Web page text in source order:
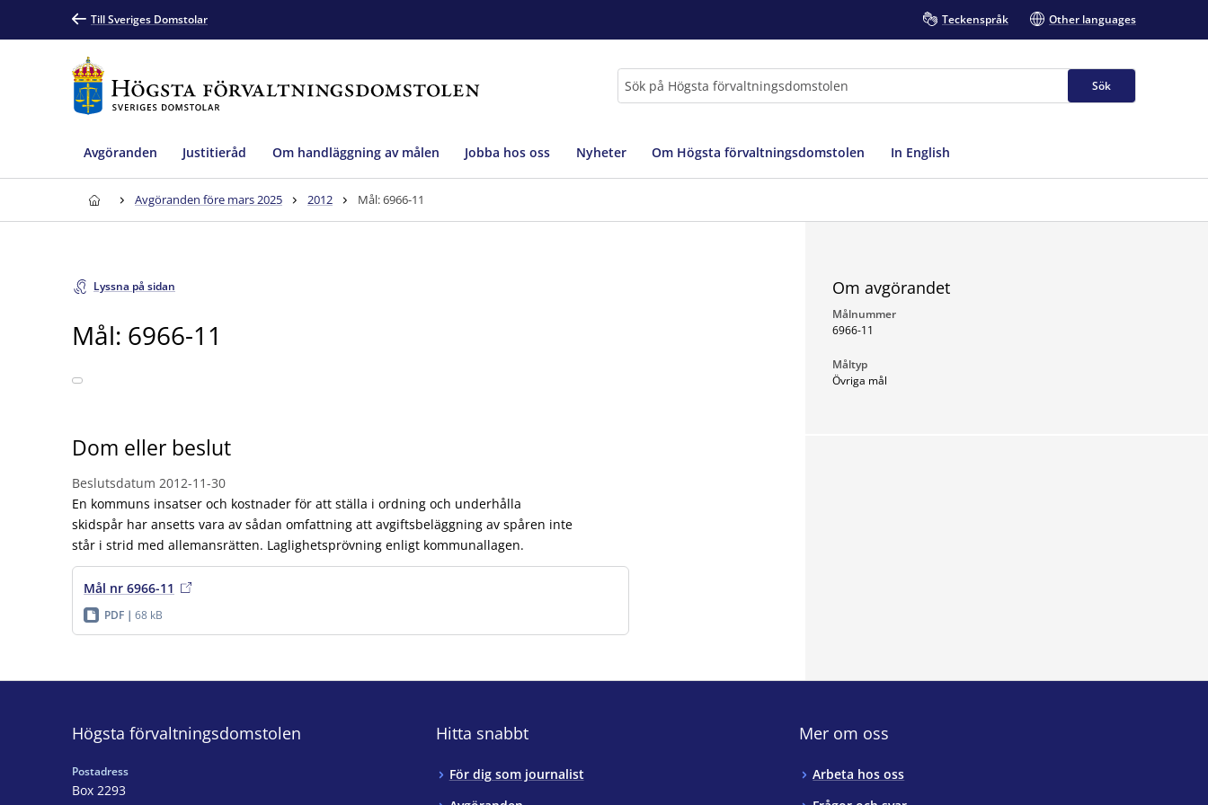
Till Sveriges Domstolar Teckenspråk Other languages
Sök
Avgöranden Justitieråd Om handläggning av målen Jobba hos oss Nyheter Om Högsta förvaltningsdomstolen In English
Avgöranden före mars 2025 2012 Mål: 6966-11
Lyssna på sidan
Mål: 6966-11
Dom eller beslut
Beslutsdatum 2012-11-30
En kommuns insatser och kostnader för att ställa i ordning och underhålla
skidspår har ansetts vara av sådan omfattning att avgiftsbeläggning av spåren inte
står i strid med allemansrätten. Laglighetsprövning enligt kommunallagen.
Mål nr 6966-11
PDF 68 kB
Om avgörandet
Målnummer
6966-11
Måltyp
Övriga mål
Högsta förvaltningsdomstolen
Postadress
Box 2293
Hitta snabbt
För dig som journalist
Mer om oss
Arbeta hos oss